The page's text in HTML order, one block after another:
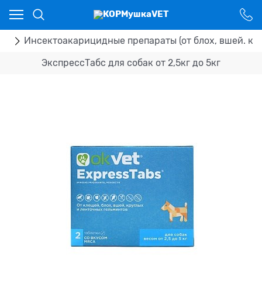
Инсектоакарицидные препараты (от блох, вшей.
ЭкспрессТабс для собак от 2,5кг до 5кг
Ваш город - Костанай,
угадали?